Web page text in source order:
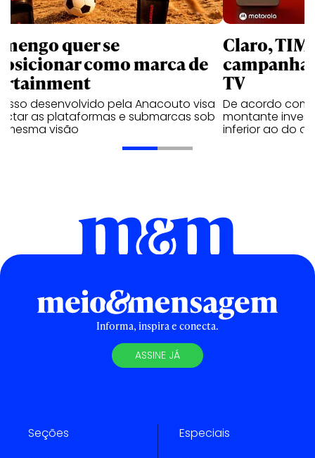
quer se
como marca de
desenvolvido pela Anacouto visa
as plataformas e submarcas sob
mesma visão
Claro,
TV
De acordo com
montante
inferior ao do
Informa, inspira e conecta.
ASSINE JÁ
Seções Especiais